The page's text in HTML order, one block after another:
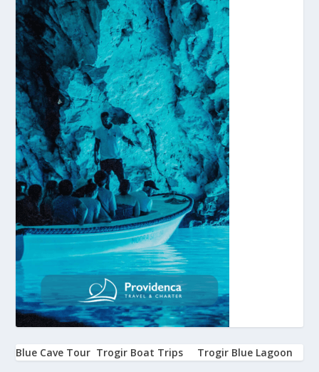
Blue Cave Tour Trogir Boat Trips Trogir Blue Lagoon